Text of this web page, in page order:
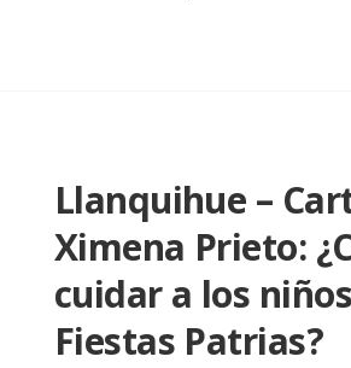
Llanquihue –
Ximena Prieto:
cuidar a los
Fiestas Patrias?